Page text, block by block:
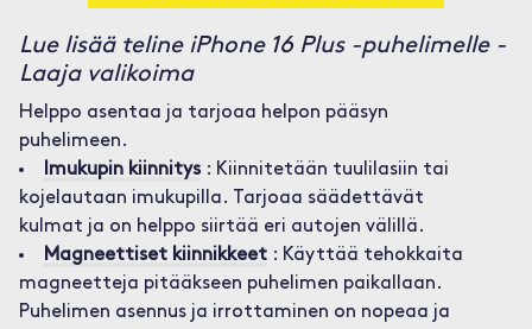
Lue lisää teline iPhone 16 Plus -puhelimelle -
Laaja valikoima
Helppo asentaa ja tarjoaa helpon pääsyn
puhelimeen.
Imukupin kiinnitys: Kiinnitetään tuulilasiin tai
kojelautaan imukupilla. Tarjoaa säädettävät
kulmat ja on helppo siirtää eri autojen välillä.
Magneettiset kiinnikkeet: Käyttää tehokkaita
magneetteja pitääkseen puhelimen paikallaan.
Puhelimen asennus ja irrottaminen on nopeaa ja